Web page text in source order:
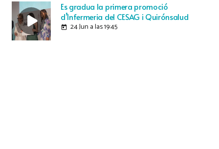
Es gradua la primera promoció
d’Infermeria del CESAG i Quirónsalud
today 24 Jun a las 19:45